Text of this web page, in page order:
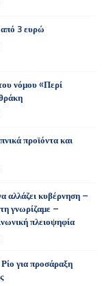
από 3 ευρώ
νόμου «Περί
προϊόντα και
αλλάζει κυβέρνηση –
γνωρίζαμε –
πλειοψηφία
για προσάραξη